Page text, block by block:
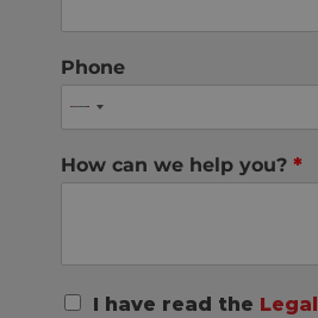
Phone
How can we help you? *
R
I have read the